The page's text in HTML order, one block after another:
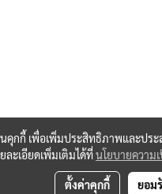
นคุกกี้ เพื่อเพิ่มประสิทธิภาพและปร
ะเอียดเพิ่มเติมได้ที่นโยบายความ
ตั้งค่าคุกกี้ ยอม